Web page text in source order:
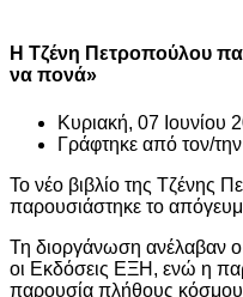
Η Τζένη Πετροπούλου
να πονά»
Κυριακή, 07 Ιουνίου
Γράφτηκε από τον/την
Το νέο βιβλίο της Τζένης
παρουσιάστηκε το
Τη διοργάνωση ανέλαβαν ο
οι Εκδόσεις ΕΞΗ, ενώ η
παρουσία πλήθους